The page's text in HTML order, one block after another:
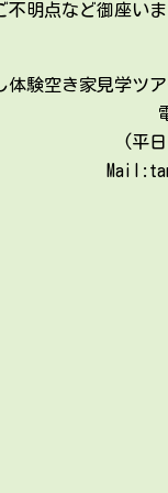
不明点など御座いま
体験空き家見学ツ
(平